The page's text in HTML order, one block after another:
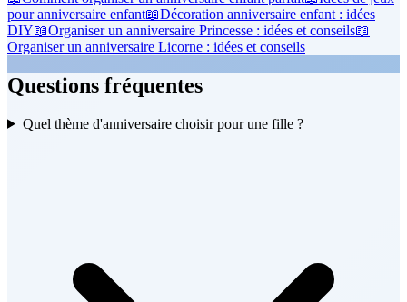
pour anniversaire enfant📖Décoration anniversaire enfant : idées
DIY📖Organiser un anniversaire Princesse : idées et conseils📖
Organiser un anniversaire Licorne : idées et conseils
Questions fréquentes
Quel thème d'anniversaire choisir pour une fille ?